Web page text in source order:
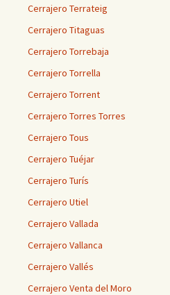
Cerrajero Terrateig
Cerrajero Titaguas
Cerrajero Torrebaja
Cerrajero Torrella
Cerrajero Torrent
Cerrajero Torres Torres
Cerrajero Tous
Cerrajero Tuéjar
Cerrajero Turís
Cerrajero Utiel
Cerrajero Vallada
Cerrajero Vallanca
Cerrajero Vallés
Cerrajero Venta del Moro